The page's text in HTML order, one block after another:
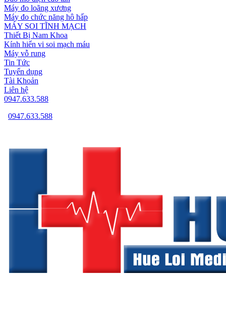
Máy đo loãng xương
Máy đo chức năng hô hấp
MÁY SOI TĨNH MẠCH
Thiết Bị Nam Khoa
Kính hiển vi soi mạch máu
Máy vỗ rung
Tin Tức
Tuyển dụng
Tài Khoản
Liên hệ
0947.633.588
0947.633.588